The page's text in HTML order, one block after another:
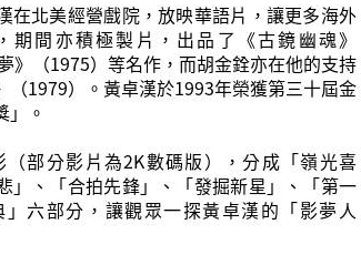
在北美經營戲院，放映華語片，讓更多海外
期間亦積極製片，出品了《古鏡幽魂》
》（1975）等名作，而胡金銓亦在他的支持
（1979）。黃卓漢於1993年榮獲第三十屆金
」。
部分影片為2K數碼版），分成「嶺光喜
」、「合拍先鋒」、「發掘新星」、「第一
六部分，讓觀眾一探黃卓漢的「影夢人